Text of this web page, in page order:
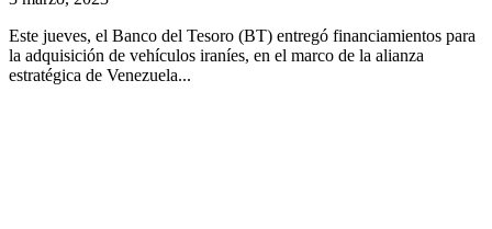
Este jueves, el Banco del Tesoro (BT) entregó financiamientos para
la adquisición de vehículos iraníes, en el marco de la alianza
estratégica de Venezuela...